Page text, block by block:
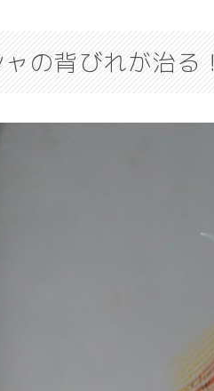
の背びれが治る！